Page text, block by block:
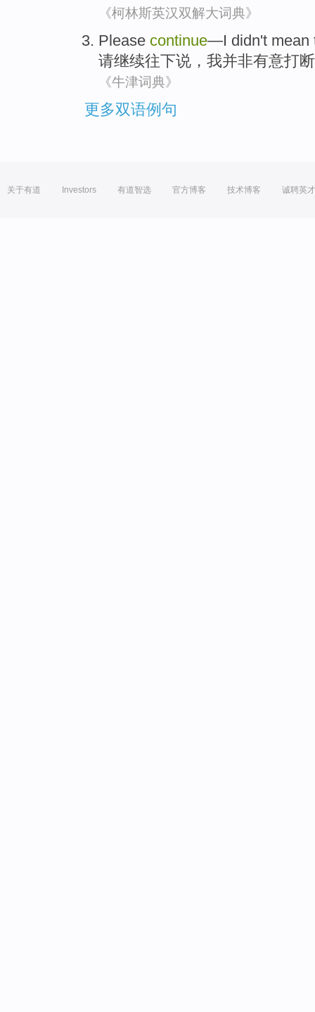
《柯林斯英汉双解大词典》
Please continue—I didn't mean
请继续往下说 ， 我并非有意打断
《牛津词典》
更多双语例句
关于有道 Investors 有道智选 官方博客 技术博客 诚聘英才